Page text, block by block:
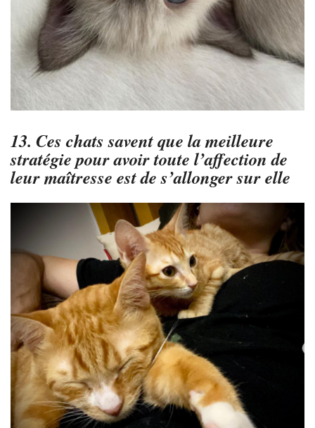
13. Ces chats savent que la meilleure
stratégie pour avoir toute l’affection de
leur maîtresse est de s’allonger sur elle